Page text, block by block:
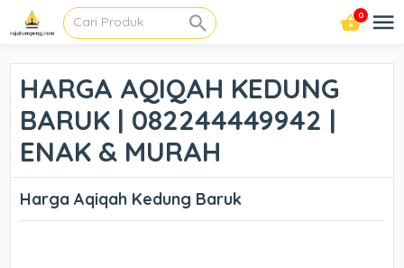
0
HARGA AQIQAH KEDUNG
BARUK | 082244449942 |
ENAK & MURAH
Harga Aqiqah Kedung Baruk